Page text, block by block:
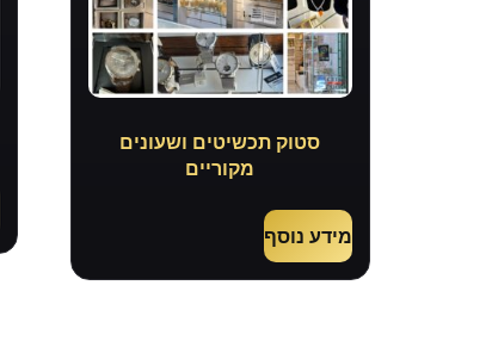
סטוק תכשיטים ושעונים
מקוריים
מידע נוסף